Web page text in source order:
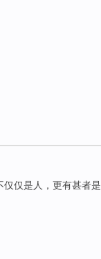
仅仅是人，更有甚者是